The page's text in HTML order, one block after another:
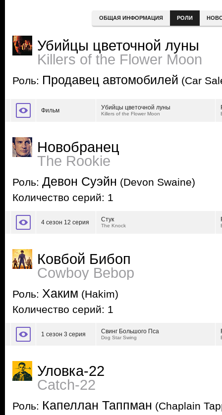
ОБЩАЯ ИНФОРМАЦИЯ РОЛИ
Убийцы цветочной луны
Killers of the Flower Moon
Роль: Продавец автомобилей (Car
Фильм Убийцы цветочной луны
Killers of the Flower Moon
Новобранец
The Rookie
Роль: Девон Суэйн (Devon Swaine)
Количество серий: 1
4 сезон 12 серия Стук
The Knock
Ковбой Бибоп
Cowboy Bebop
Роль: Хаким (Hakim)
Количество серий: 1
1 сезон 3 серия Свинг Большого Пса
Dog Star Swing
Уловка-22
Catch-22
Роль: Капеллан Таппман (Chaplain